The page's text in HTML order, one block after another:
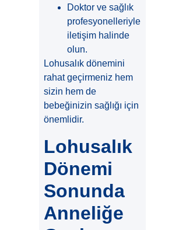
Doktor ve sağlık
profesyonelleriyle
iletişim halinde
olun.
Lohusalık dönemini
rahat geçirmeniz hem
sizin hem de
bebeğinizin sağlığı için
önemlidir.
Lohusalık
Dönemi
Sonunda
Anneliğe